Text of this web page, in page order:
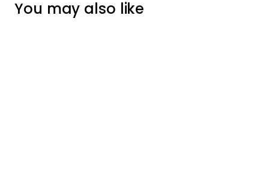
You may also like